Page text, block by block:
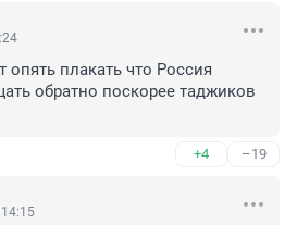
опять плакать что Россия
обратно поскорее таджиков
+4 –19